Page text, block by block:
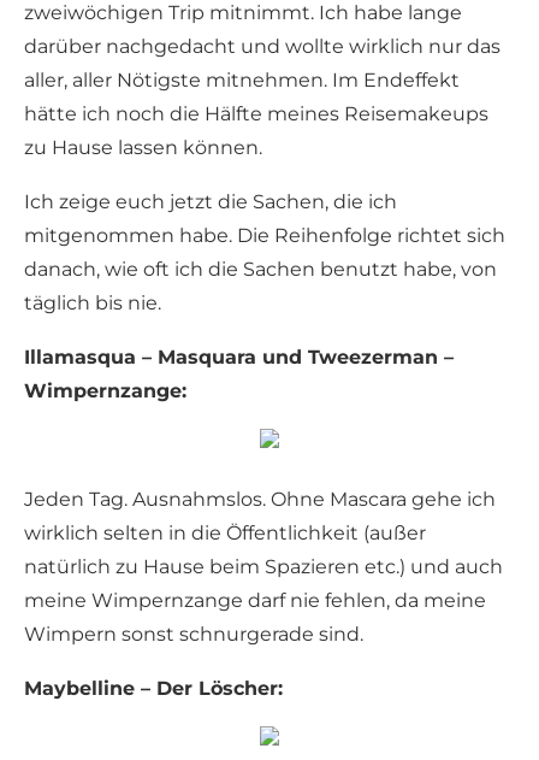
zweiwöchigen Trip mitnimmt. Ich habe lange
darüber nachgedacht und wollte wirklich nur das
aller, aller Nötigste mitnehmen. Im Endeffekt
hätte ich noch die Hälfte meines Reisemakeups
zu Hause lassen können.
Ich zeige euch jetzt die Sachen, die ich
mitgenommen habe. Die Reihenfolge richtet sich
danach, wie oft ich die Sachen benutzt habe, von
täglich bis nie.
Illamasqua – Masquara und Tweezerman –
Wimpernzange:
Jeden Tag. Ausnahmslos. Ohne Mascara gehe ich
wirklich selten in die Öffentlichkeit (außer
natürlich zu Hause beim Spazieren etc.) und auch
meine Wimpernzange darf nie fehlen, da meine
Wimpern sonst schnurgerade sind.
Maybelline – Der Löscher: